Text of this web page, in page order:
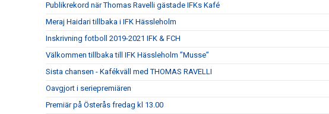
Publikrekord när Thomas Ravelli gästade IFKs Kafé
Meraj Haidari tillbaka i IFK Hässleholm
Inskrivning fotboll 2019-2021 IFK & FCH
Välkommen tillbaka till IFK Hässleholm ”Musse”
Sista chansen - Kafékväll med THOMAS RAVELLI
Oavgjort i seriepremiären
Premiär på Österås fredag kl 13.00